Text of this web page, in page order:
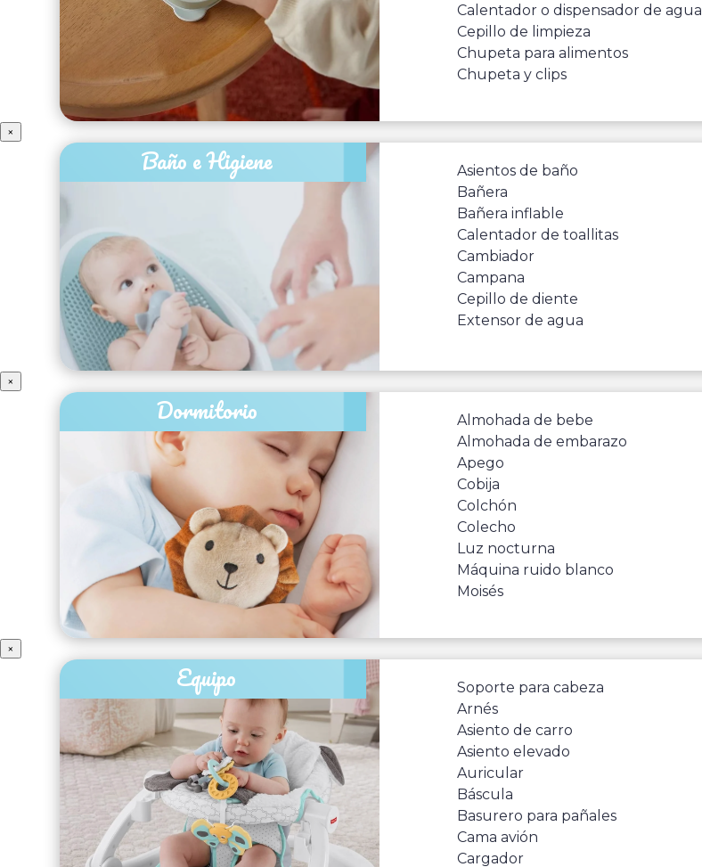
Calentador o dispensador de agua
Cepillo de limpieza
Chupeta para alimentos
Chupeta y clips
×
Baño e Higiene
Asientos de baño
Bañera
Bañera inflable
Calentador de toallitas
Cambiador
Campana
Cepillo de diente
Extensor de agua
×
Dormitorio
Almohada de bebe
Almohada de embarazo
Apego
Cobija
Colchón
Colecho
Luz nocturna
Máquina ruido blanco
Moisés
×
Equipo
Soporte para cabeza
Arnés
Asiento de carro
Asiento elevado
Auricular
Báscula
Basurero para pañales
Cama avión
Cargador